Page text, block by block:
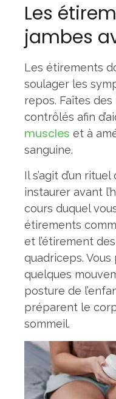
Les
jambes
Les étirements
soulager les
repos. Faîtes
contrôlés afin
muscles et à
sanguine.
Il s’agit d’un
instaurer avant
cours duquel
étirements
et l’étirement
quadriceps.
quelques
posture de
préparent le
sommeil.